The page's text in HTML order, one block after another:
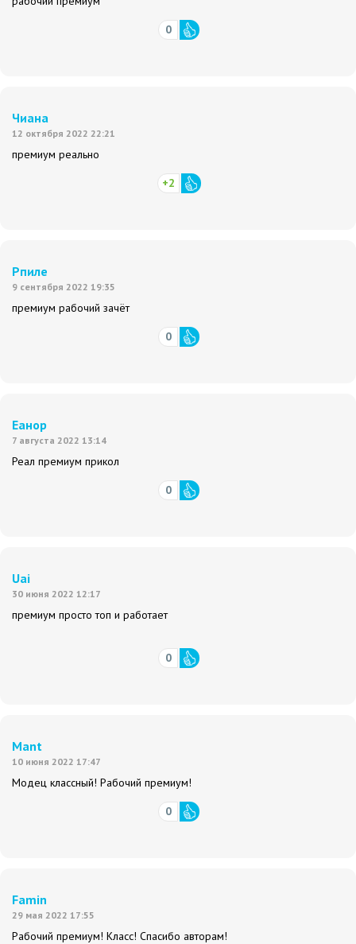
0
Чиана
12 октября 2022 22:21
премиум реально
+2
Рпиле
9 сентября 2022 19:35
премиум рабочий зачёт
0
Еанор
7 августа 2022 13:14
Реал премиум прикол
0
Uai
30 июня 2022 12:17
премиум просто топ и работает
0
Mant
10 июня 2022 17:47
Модец классный! Рабочий премиум!
0
Famin
29 мая 2022 17:55
Рабочий премиум! Класс! Спасибо авторам!